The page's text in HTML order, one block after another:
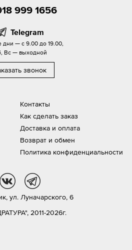
Контакты
Как сделать заказ
Доставка и оплата
Возврат и обмен
Политика конфиденциальности
999 1656
Telegram
дни — с 9.00 до 19.00,
Вс — выходной
звонок
2011-2026г.
ул. Луначарского, 6
vk tg